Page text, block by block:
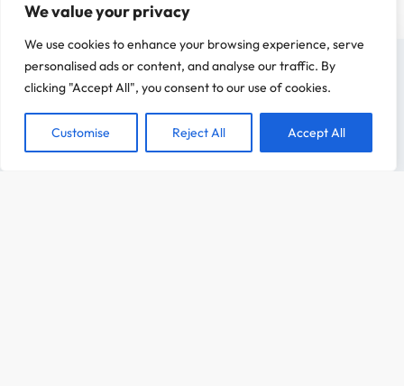
We value your privacy
We use cookies to enhance your browsing experience, serve
personalised ads or content, and analyse our traffic. By
clicking "Accept All", you consent to our use of cookies.
Customise Reject All Accept All
Politique de confidentialité
Mentions légales
On a attendu d'être sûr que le contenu de notre site vous intéresse avant de
C'est OK pour vous ?
ACCEPTER